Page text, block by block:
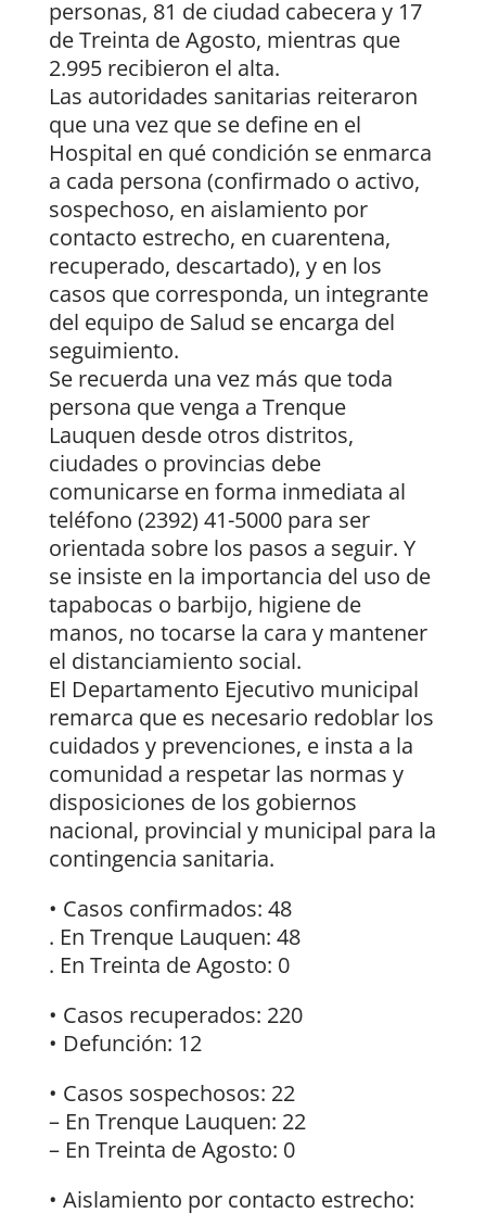
personas, 81 de ciudad cabecera y 17
de Treinta de Agosto, mientras que
2.995 recibieron el alta.
Las autoridades sanitarias reiteraron
que una vez que se define en el
Hospital en qué condición se enmarca
a cada persona (confirmado o activo,
sospechoso, en aislamiento por
contacto estrecho, en cuarentena,
recuperado, descartado), y en los
casos que corresponda, un integrante
del equipo de Salud se encarga del
seguimiento.
Se recuerda una vez más que toda
persona que venga a Trenque
Lauquen desde otros distritos,
ciudades o provincias debe
comunicarse en forma inmediata al
teléfono (2392) 41-5000 para ser
orientada sobre los pasos a seguir. Y
se insiste en la importancia del uso de
tapabocas o barbijo, higiene de
manos, no tocarse la cara y mantener
el distanciamiento social.
El Departamento Ejecutivo municipal
remarca que es necesario redoblar los
cuidados y prevenciones, e insta a la
comunidad a respetar las normas y
disposiciones de los gobiernos
nacional, provincial y municipal para la
contingencia sanitaria.
• Casos confirmados: 48
. En Trenque Lauquen: 48
. En Treinta de Agosto: 0
• Casos recuperados: 220
• Defunción: 12
• Casos sospechosos: 22
– En Trenque Lauquen: 22
– En Treinta de Agosto: 0
• Aislamiento por contacto estrecho: